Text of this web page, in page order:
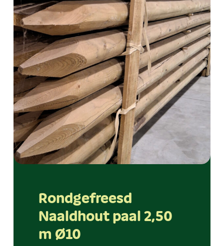
Rondgefreesd
Naaldhout paal 2,50
m Ø10